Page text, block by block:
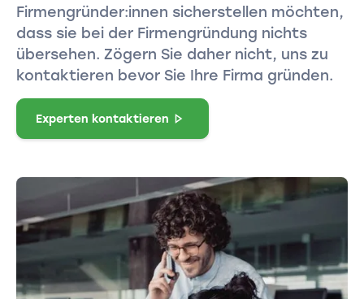
Firmengründer:innen sicherstellen möchten,
dass sie bei der Firmengründung nichts
übersehen. Zögern Sie daher nicht, uns zu
kontaktieren bevor Sie Ihre Firma gründen.
Experten kontaktieren